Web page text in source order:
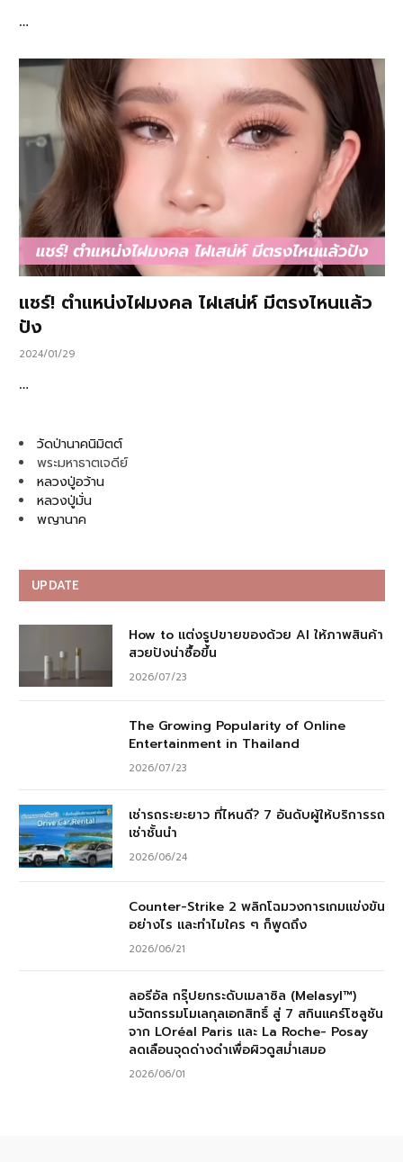
…
แชร์! ตำแหน่งไฝมงคล ไฝเสน่ห์ มีตรงไหนแล้ว
ปัง
2024/01/29
…
วัดป่านาคนิมิตต์
พระมหาธาตเจดีย์
หลวงปู่อว้าน
หลวงปู่มั่น
พญานาค
UPDATE
How to แต่งรูปขายของด้วย AI ให้ภาพสินค้า
สวยปังน่าซื้อขึ้น
2026/07/23
The Growing Popularity of Online
Entertainment in Thailand
2026/07/23
เช่ารถระยะยาว ที่ไหนดี? 7 อันดับผู้ให้บริการรถ
เช่าชั้นนำ
2026/06/24
Counter-Strike 2 พลิกโฉมวงการเกมแข่งขัน
อย่างไร และทำไมใคร ๆ ก็พูดถึง
2026/06/21
ลอรีอัล กรุ๊ปยกระดับเมลาซิล (Melasyl™)
นวัตกรรมโมเลกุลเอกสิทธิ์ สู่ 7 สกินแคร์โซลูชัน
จาก LOréal Paris และ La Roche- Posay
ลดเลือนจุดด่างดำเพื่อผิวดูสม่ำเสมอ
2026/06/01